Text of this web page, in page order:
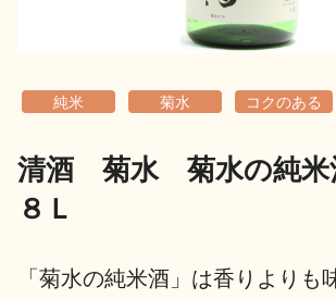
お楽しみコンテンツ
純米 菊水 コクのある
清酒 菊水 菊水の純米
８Ｌ
「菊水の純米酒」は香りよりも